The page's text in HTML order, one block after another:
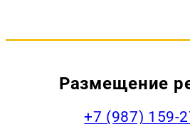
Размещение
+7 (987) 159-